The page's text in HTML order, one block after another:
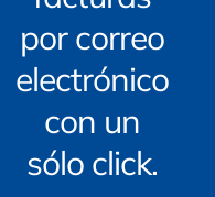
por correo
electrónico
con un
sólo click.